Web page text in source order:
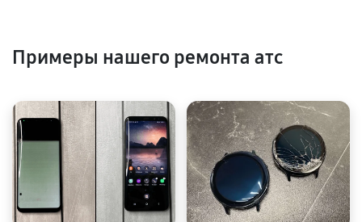
Примеры нашего ремонта атс